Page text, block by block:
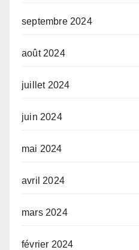
septembre 2024
août 2024
juillet 2024
juin 2024
mai 2024
avril 2024
mars 2024
février 2024